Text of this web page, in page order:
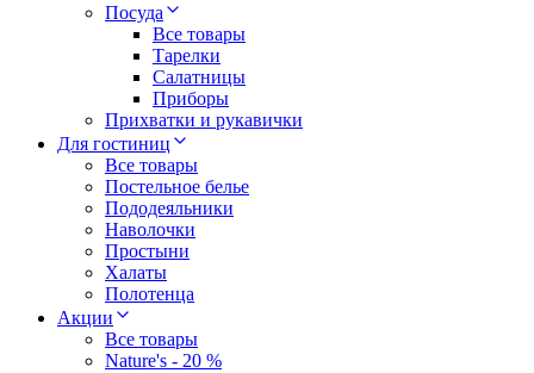
Посуда
Все товары
Тарелки
Салатницы
Приборы
Прихватки и рукавички
Для гостиниц
Все товары
Постельное белье
Пододеяльники
Наволочки
Простыни
Халаты
Полотенца
Акции
Все товары
Nature's - 20 %